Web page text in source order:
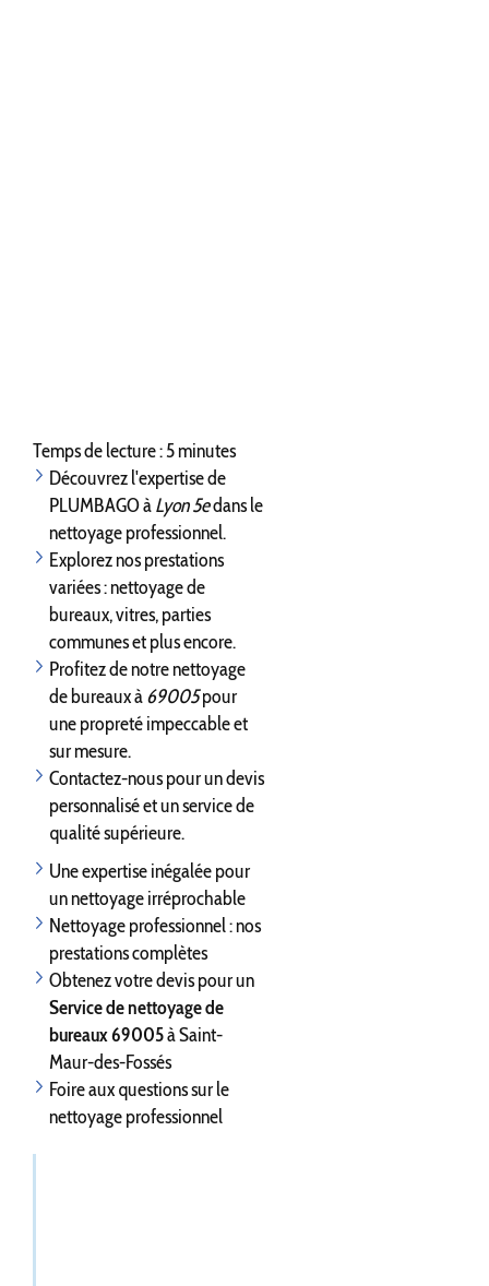
Temps de lecture : 5 minutes
Découvrez l'expertise de
PLUMBAGO àLyon 5edans le
nettoyage professionnel.
Explorez nos prestations
variées : nettoyage de
bureaux, vitres, parties
communes et plus encore.
Profitez de notre nettoyage
de bureaux à69005pour
une propreté impeccable et
sur mesure.
Contactez-nous pour un devis
personnalisé et un service de
qualité supérieure.
Une expertise inégalée pour
un nettoyage irréprochable
Nettoyage professionnel : nos
prestations complètes
Obtenez votre devis pour un
Service de nettoyage de
bureaux 69005à Saint-
Maur-des-Fossés
Foire aux questions sur le
nettoyage professionnel